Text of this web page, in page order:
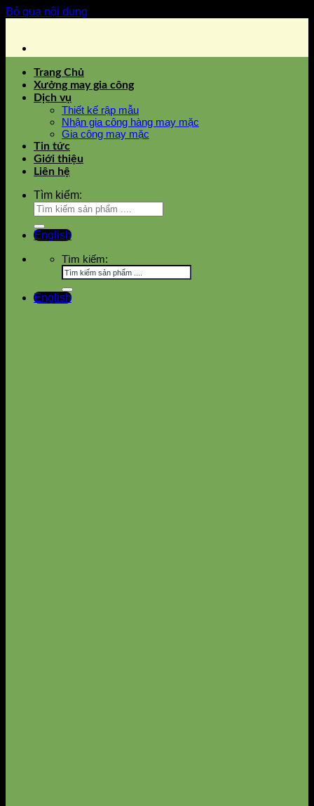
Bỏ qua nội dung
Trang Chủ
Xưởng may gia công
Dịch vụ
Thiết kế rập mẫu
Nhận gia công hàng may mặc
Gia công may mặc
Tin tức
Giới thiệu
Liên hệ
Tìm kiếm:
English
Tìm kiếm:
English